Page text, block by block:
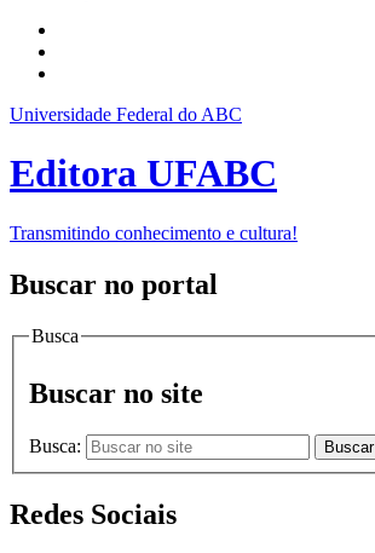
Universidade Federal do ABC
Editora UFABC
Transmitindo conhecimento e cultura!
Buscar no portal
Busca
Buscar no site
Busca: Buscar
Redes Sociais